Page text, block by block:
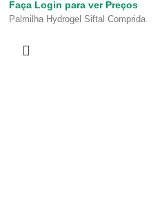
Faça Login para ver Preços
Palmilha Hydrogel Siftal Comprida